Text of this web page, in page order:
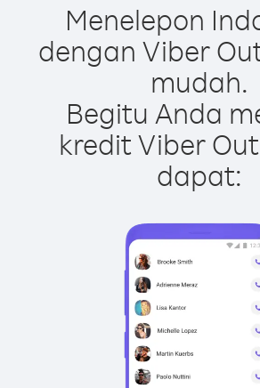
Menelepon
dengan Viber
mudah.
Begitu Anda
kredit Viber
dapat: